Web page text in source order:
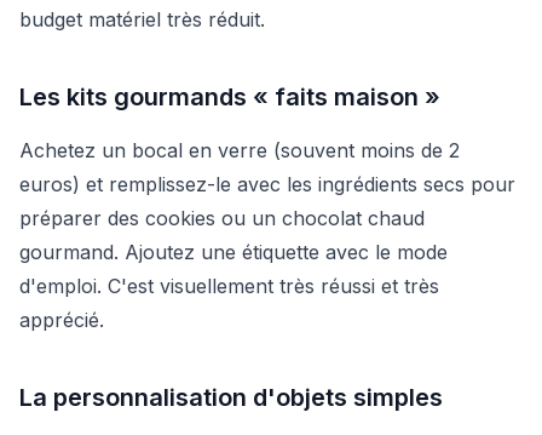
budget matériel très réduit.
Les kits gourmands « faits maison »
Achetez un bocal en verre (souvent moins de 2
euros) et remplissez-le avec les ingrédients secs pour
préparer des cookies ou un chocolat chaud
gourmand. Ajoutez une étiquette avec le mode
d'emploi. C'est visuellement très réussi et très
apprécié.
La personnalisation d'objets simples